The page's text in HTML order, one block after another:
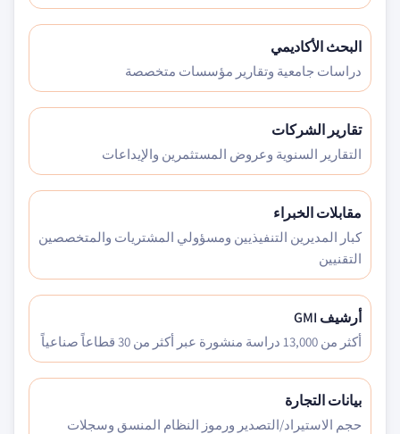
البحث الأكاديمي
دراسات جامعية وتقارير مؤسسات متخصصة
تقارير الشركات
التقارير السنوية وعروض المستثمرين والإيداعات
مقابلات الخبراء
كبار المديرين التنفيذيين ومسؤولي المشتريات والمتخصصين
التقنيين
أرشيف GMI
أكثر من 13,000 دراسة منشورة عبر أكثر من 30 قطاعاً صناعياً
بيانات التجارة
حجم الاستيراد/التصدير ورموز النظام المنسق وسجلات